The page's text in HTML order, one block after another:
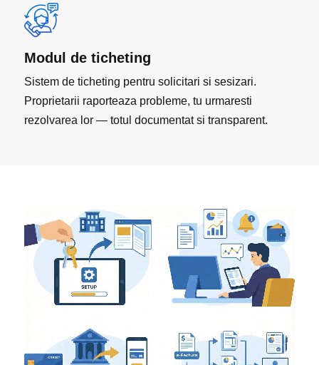
Modul de ticheting
Sistem de ticheting pentru solicitari si sesizari.
Proprietarii raporteaza probleme, tu urmaresti
rezolvarea lor — totul documentat si transparent.